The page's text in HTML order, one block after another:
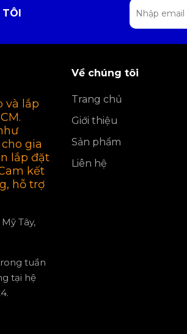
TÔI
và lắp
gia
lắp đặt
kết
hỗ trợ
Tây,
tuần
tại hệ
Về chúng tôi
Trang chủ
Giới thiệu
Sản phẩm
Liên hệ